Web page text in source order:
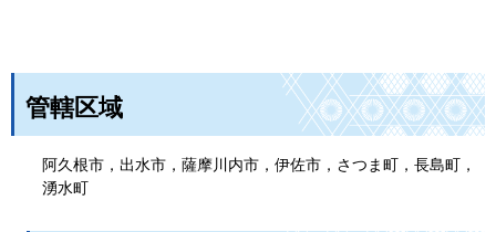
管轄区域
阿久根市，出水市，薩摩川内市，伊佐市，さつま町，長島町，
湧水町